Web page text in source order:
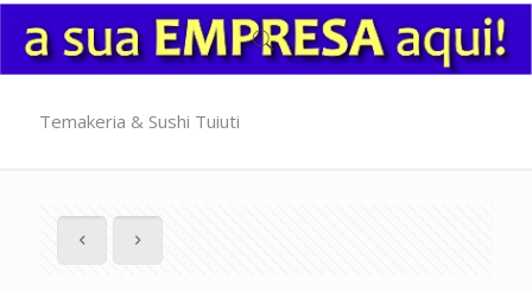
Temakeria & Sushi Tuiuti